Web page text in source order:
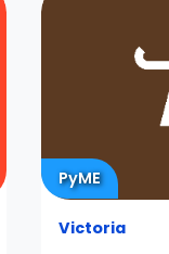
PyME
Victoria